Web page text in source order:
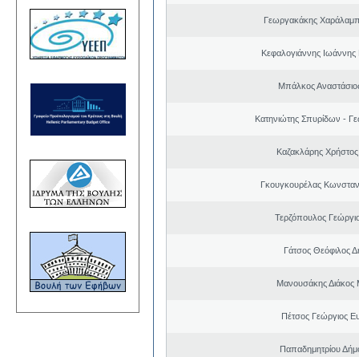
Γεωργακάκης
Κεφαλογιάννης Ιωάννης
Μπάλκος
Κατηνιώτης Σπυρίδων -
Καζακλάρης
Γκουγκουρέλας
Τερζόπουλος
Γάτσος Θεόφιλος
Μανουσάκης
Πέτσος Γεώργιος
Παπαδημητρίου